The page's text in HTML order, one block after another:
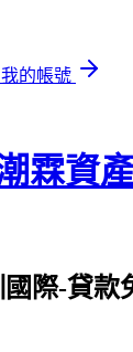
我的帳號
霖資
際-貸款